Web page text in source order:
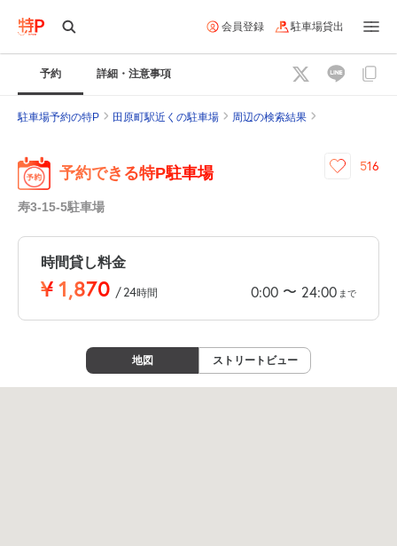
会員登録 駐車場貸出
予約 詳細・注意事項
駐車場予約の特P 田原町駅近くの駐車場 周辺の検索結果
予約できる特P駐車場
寿3-15-5駐車場
516
時間貸し料金
¥1,870 /24時間 0:00 〜 24:00 まで
地図 ストリートビュー